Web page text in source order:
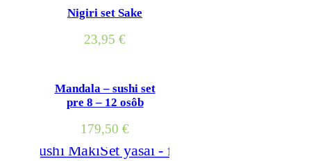
Nigiri set Sake
23,95 €
Mandala – sushi set
pre 8 – 12 osôb
179,50 €